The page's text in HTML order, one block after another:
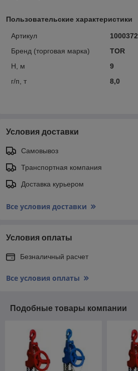
Пользовательские характеристики
Артикул
1000372
Бренд (торговая марка)
TOR
Н, м
9
г/п, т
8,0
Условия доставки
Самовывоз
Транспортная компания
Доставка курьером
Все условия доставки
Условия оплаты
Безналичный расчет
Все условия оплаты
Подобные товары компании